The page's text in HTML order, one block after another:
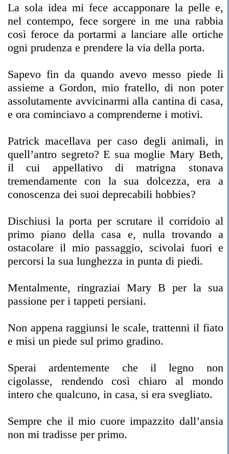
La sola idea mi fece accapponare la pelle e,
nel contempo, fece sorgere in me una rabbia
così feroce da portarmi a lanciare alle ortiche
ogni prudenza e prendere la via della porta.
Sapevo fin da quando avevo messo piede lì
assieme a Gordon, mio fratello, di non poter
assolutamente avvicinarmi alla cantina di casa,
e ora cominciavo a comprenderne i motivi.
Patrick macellava per caso degli animali, in
quell’antro segreto? E sua moglie Mary Beth,
il cui appellativo di matrigna stonava
tremendamente con la sua dolcezza, era a
conoscenza dei suoi deprecabili hobbies?
Dischiusi la porta per scrutare il corridoio al
primo piano della casa e, nulla trovando a
ostacolare il mio passaggio, scivolai fuori e
percorsi la sua lunghezza in punta di piedi.
Mentalmente, ringraziai Mary B per la sua
passione per i tappeti persiani.
Non appena raggiunsi le scale, trattenni il fiato
e misi un piede sul primo gradino.
Sperai ardentemente che il legno non
cigolasse, rendendo così chiaro al mondo
intero che qualcuno, in casa, si era svegliato.
Sempre che il mio cuore impazzito dall’ansia
non mi tradisse per primo.